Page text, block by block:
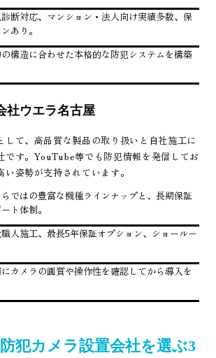
断対応、マンション・法人向け実績多数、保
あり。
構造に合わせた本格的な防犯システムを構築
社ウエラ名古屋
して、高品質な製品の取り扱いと自社施工に
です。YouTube等でも防犯情報を発信してお
い姿勢が支持されています。
ではの豊富な機種ラインナップと、長期保証
ト体制。
職人施工、最長5年保証オプション、ショールー
カメラの画質や操作性を確認してから導入を
犯カメラ設置会社を選ぶ3